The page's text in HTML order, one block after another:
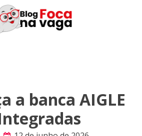
a banca AIGLE